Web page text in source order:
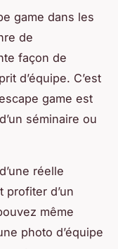
game dans les
de
façon de
d’équipe. C’est
game est
séminaire ou
réelle
d’un
même
photo d’équipe